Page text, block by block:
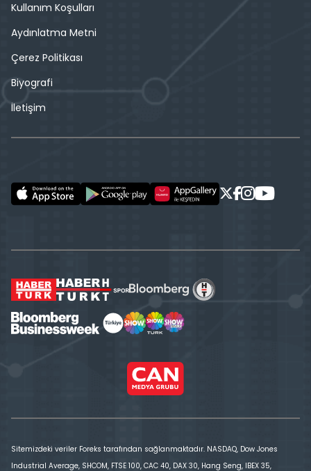
Kullanım Koşulları
Aydınlatma Metni
Çerez Politikası
Biyografi
İletişim
Sitemizdeki veriler Foreks tarafından sağlanmaktadır. NASDAQ, Dow Jones
Industrial Average, SHCOM, FTSE 100, CAC 40, DAX 30, Hang Seng, IBEX 35,